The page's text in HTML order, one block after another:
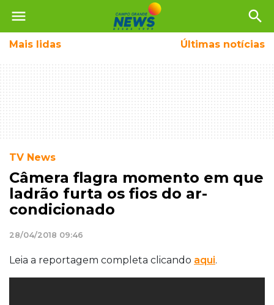
menu search
Mais lidas Últimas notícias
TV News
Câmera flagra momento em que
ladrão furta os fios do ar-
condicionado
28/04/2018 09:46
Leia a reportagem completa clicando aqui.